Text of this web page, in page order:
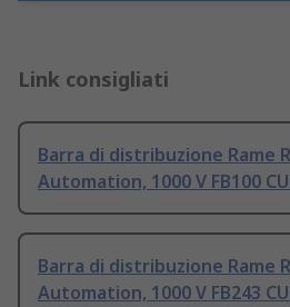
Link consigliati
Barra di distribuzione Rame
Automation, 1000 V FB100
Barra di distribuzione Rame
Automation, 1000 V FB243